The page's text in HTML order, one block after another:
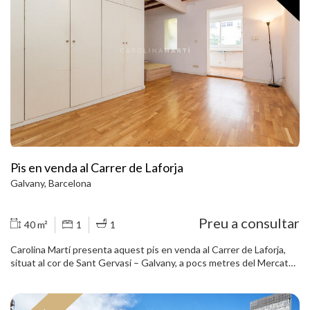
independent i amb zona d’office, ofereix un espai funcional per al
dia a dia. La zona de nit es compon de tres dormitoris dobles,
incloent-hi una suite principal amb bany de grans dimensions,
vestidor i una pràctica zona de gimnàs. L’habitatge compta a més
amb dos banys complets i un lavabo, aportant comoditat i
una imatge cuidada, disposa de dos ascensors, servei de
consergeria i accés exterior adaptat. En el preu s’inclou una plaça
d’aparcament al mateix edifici, un valor afegit en aquesta ubicació.
Un habitatge ampli, ben distribuït i amb espai exterior, ideal per a
qui busca viure al centre de Galvany, amb tots els serveis i
Pis en venda al Carrer de Laforja
Galvany, Barcelona
40 m² 1 1 Preu a consultar
Carolina Martí presenta aquest pis en venda al Carrer de Laforja,
situat al cor de Sant Gervasi – Galvany, a pocs metres del Mercat
una de les més antigues de l’entorn, que conserva el caràcter